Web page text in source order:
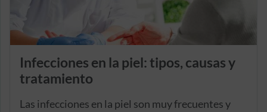
Infecciones en la piel: tipos, causas y
tratamiento
Las infecciones en la piel son muy frecuentes y